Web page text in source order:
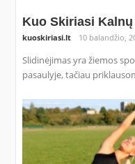
Kuo Skiriasi
kuoskiriasi.lt 10 balandžio,
Slidinėjimas yra žiemos
pasaulyje, tačiau